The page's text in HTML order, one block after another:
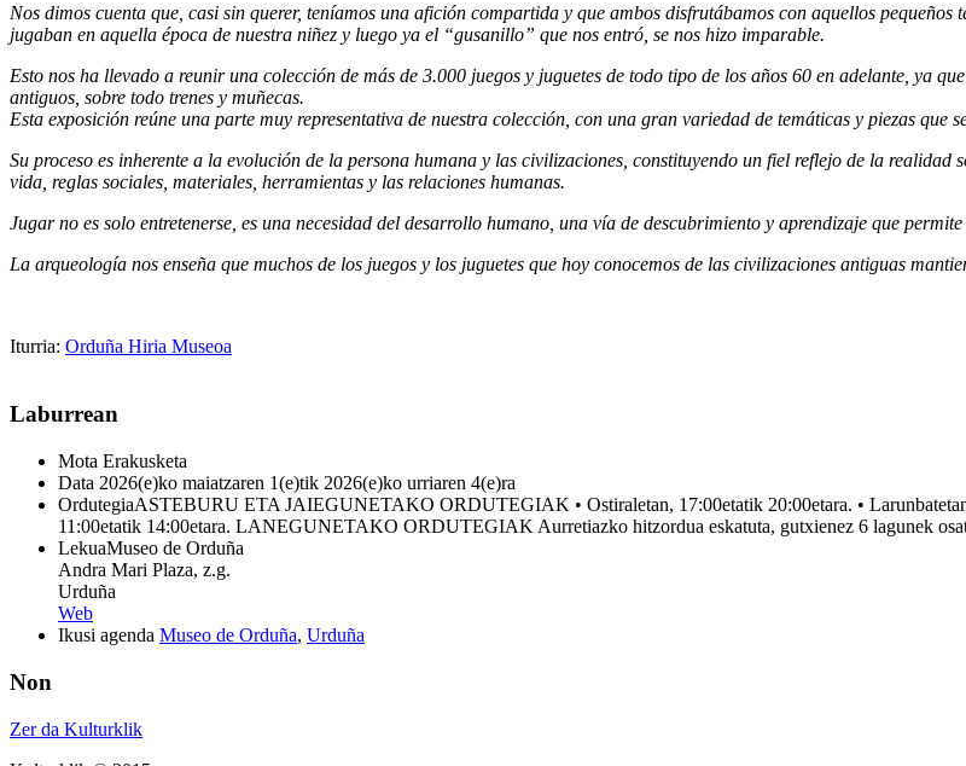
Nos dimos cuenta que, casi sin querer, teníamos una afición compartida y que ambos disfrutábamos con aquellos
jugaban en aquella época de nuestra niñez y luego ya el “gusanillo” que nos entró, se nos hizo imparable.
Esto nos ha llevado a reunir una colección de más de 3.000 juegos y juguetes de todo tipo de los años 60 en adelante, ya
antiguos, sobre todo trenes y muñecas.
Esta exposición reúne una parte muy representativa de nuestra colección, con una gran variedad de temáticas y piezas
Su proceso es inherente a la evolución de la persona humana y las civilizaciones, constituyendo un fiel reflejo de la
vida, reglas sociales, materiales, herramientas y las relaciones humanas.
Jugar no es solo entretenerse, es una necesidad del desarrollo humano, una vía de descubrimiento y aprendizaje que
La arqueología nos enseña que muchos de los juegos y los juguetes que hoy conocemos de las civilizaciones antiguas
Iturria: Orduña Hiria Museoa
Laburrean
Mota Erakusketa
Data 2026(e)ko maiatzaren 1(e)tik 2026(e)ko urriaren 4(e)ra
OrdutegiaASTEBURU ETA JAIEGUNETAKO ORDUTEGIAK • Ostiraletan, 17:00etatik 20:00etara. •
11:00etatik 14:00etara. LANEGUNETAKO ORDUTEGIAK Aurretiazko hitzordua eskatuta, gutxienez 6 lagunek
LekuaMuseo de Orduña
Andra Mari Plaza, z.g.
Urduña
Web
Ikusi agenda Museo de Orduña, Urduña
Non
Zer da Kulturklik